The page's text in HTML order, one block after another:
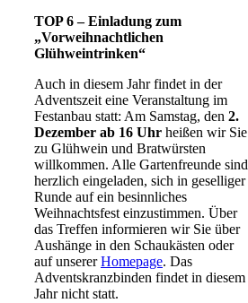
TOP 6 – Einladung zum
„Vorweihnachtlichen
Glühweintrinken“
Auch in diesem Jahr findet in der
Adventszeit eine Veranstaltung im
Festanbau statt: Am Samstag, den 2.
Dezember ab 16 Uhr heißen wir Sie
zu Glühwein und Bratwürsten
willkommen. Alle Gartenfreunde sind
herzlich eingeladen, sich in geselliger
Runde auf ein besinnliches
Weihnachtsfest einzustimmen. Über
das Treffen informieren wir Sie über
Aushänge in den Schaukästen oder
auf unsererHomepage. Das
Adventskranzbinden findet in diesem
Jahr nicht statt.